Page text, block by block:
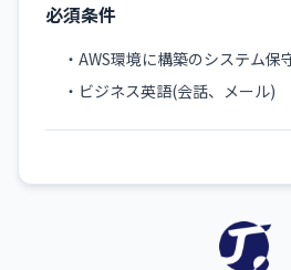
必須条件
・AWS環境に構築のシステム保
・ビジネス英語(会話、メール)